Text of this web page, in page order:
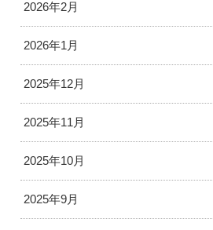
2026年2月
2026年1月
2025年12月
2025年11月
2025年10月
2025年9月